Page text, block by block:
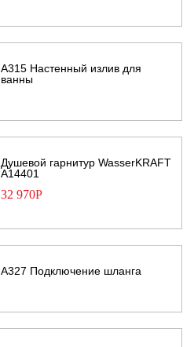
A315 Настенный излив для
ванны
Душевой гарнитур WasserKRAFT
A14401
32 970Р
A327 Подключение шланга